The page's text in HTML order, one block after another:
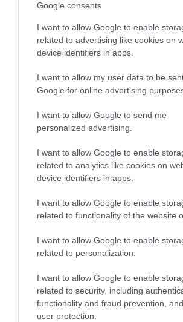
Google consents
I want to allow Google to enable
related to advertising like cookies on
device identifiers in apps.
I want to allow my user data to be
Google for online advertising
I want to allow Google to send me
personalized advertising.
I want to allow Google to enable
related to analytics like cookies on
device identifiers in apps.
I want to allow Google to enable
related to functionality of the website
I want to allow Google to enable
related to personalization.
I want to allow Google to enable
related to security, including
functionality and fraud prevention,
user protection.
Starp astoņām
Latvijas U-18 izlase